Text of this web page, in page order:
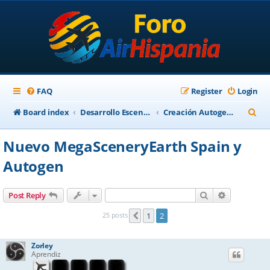
FAQ Login
Register
Board index
Desarrollo Escenarios Creación Autogen para FSX
e
Nuevo MegaSceneryEarth Spain y
Autogen
Post Reply Search
25 posts Previous
1 2
Zorley
Aprendiz